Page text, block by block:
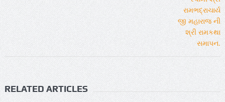
RELATED ARTICLES